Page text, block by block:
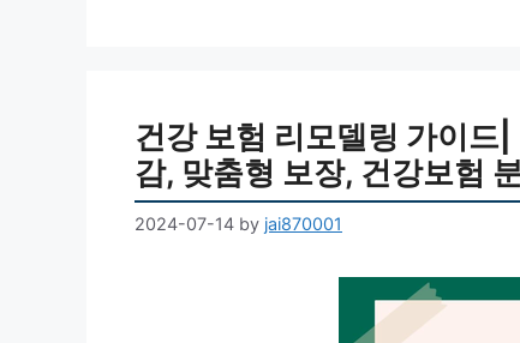
건강 보험 리모델링 가이드
감, 맞춤형 보장, 건강보험
2024-07-14 by jai870001